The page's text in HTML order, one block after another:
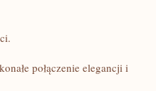
połączenie elegancji i